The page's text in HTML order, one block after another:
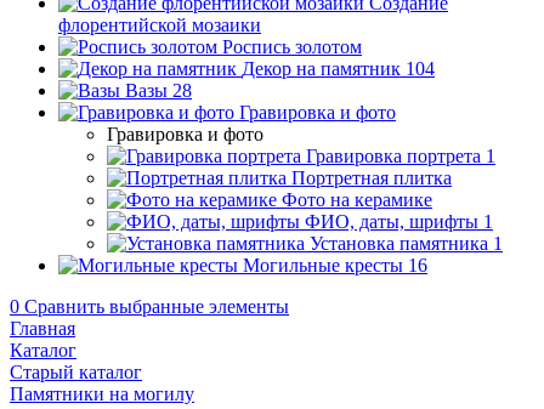
флорентийской мозаики
Роспись золотом
Декор на памятник 104
Вазы 28
Гравировка и фото
Гравировка и фото
Гравировка портрета 1
Портретная плитка
Фото на керамике
ФИО, даты, шрифты 1
Установка памятника 1
Могильные кресты 16
0 Сравнить выбранные элементы
Главная
Каталог
Старый каталог
Памятники на могилу